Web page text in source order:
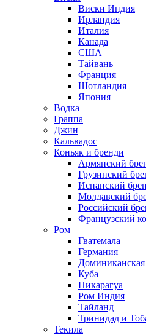
Виски Индия
Ирландия
Италия
Канада
США
Тайвань
Франция
Шотландия
Япония
Водка
Граппа
Джин
Кальвадос
Коньяк и бренди
Армянский
Грузинский
Испанский
Молдавский
Российский
Французский
Ром
Гватемала
Германия
Куба
Никарагуа
Ром Индия
Тайланд
Тринидад и
Текила